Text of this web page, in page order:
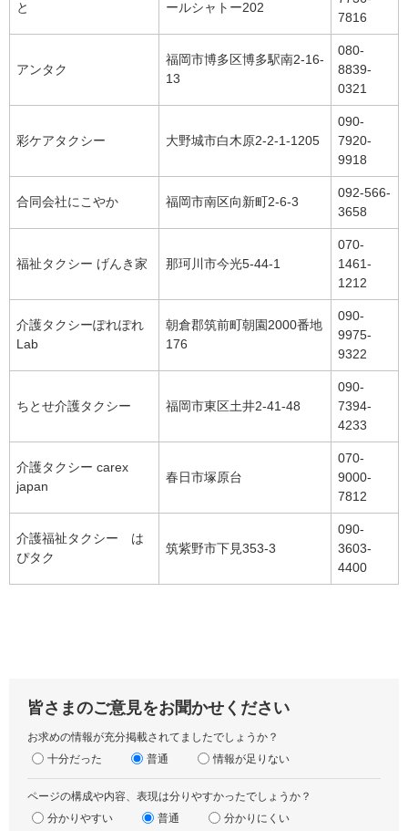
と
ールシャトー202
7816
アンタク
福岡市博多区博多駅南2-16-
13
080-
8839-
0321
彩ケアタクシー 大野城市白木原2-2-1-1205
090-
7920-
9918
合同会社にこやか 福岡市南区向新町2-6-3
092-566-
3658
福祉タクシー げんき家 那珂川市今光5-44-1
070-
1461-
1212
介護タクシーぽれぽれ
Lab
朝倉郡筑前町朝園2000番地
176
090-
9975-
9322
ちとせ介護タクシー 福岡市東区土井2-41-48
090-
7394-
4233
介護タクシー carex
japan
春日市塚原台
070-
9000-
7812
介護福祉タクシー は
ぴタク
筑紫野市下見353-3
090-
3603-
4400
皆さまのご意見をお聞かせください
お求めの情報が充分掲載されてましたでしょうか？
十分だった
普通 情報が足りない
ページの構成や内容、表現は分りやすかったでしょうか？
分かりやすい
普通 分かりにくい